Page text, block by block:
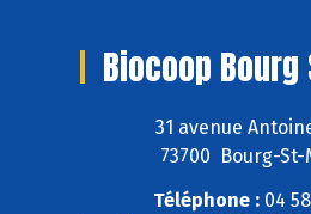
Biocoop
31 avenue
73700 Bourg-St-
Téléphone : 04